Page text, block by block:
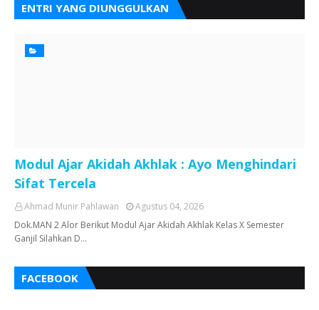
ENTRI YANG DIUNGGULKAN
Modul Ajar Akidah Akhlak : Ayo Menghindari
Sifat Tercela
Ahmad Munir Pahlawan
Agustus 04, 2026
Dok.MAN 2 Alor Berikut Modul Ajar Akidah Akhlak Kelas X Semester
Ganjil Silahkan D…
FACEBOOK